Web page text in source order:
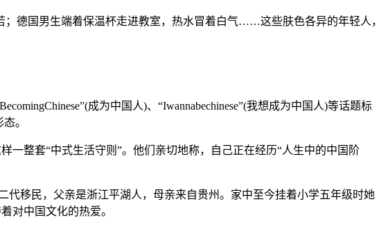
德国男生端着保温杯走进教室，热水冒着白气……这些肤色各异的年轻人，
成为中国人)、“Iwannabechinese”(我想成为中国人)等话题标
。
整套“中式生活守则”。他们亲切地称，自己正在经历“人生中的中国阶
移民，父亲是浙江平湖人，母亲来自贵州。家中至今挂着小学五年级时她
对中国文化的热爱。